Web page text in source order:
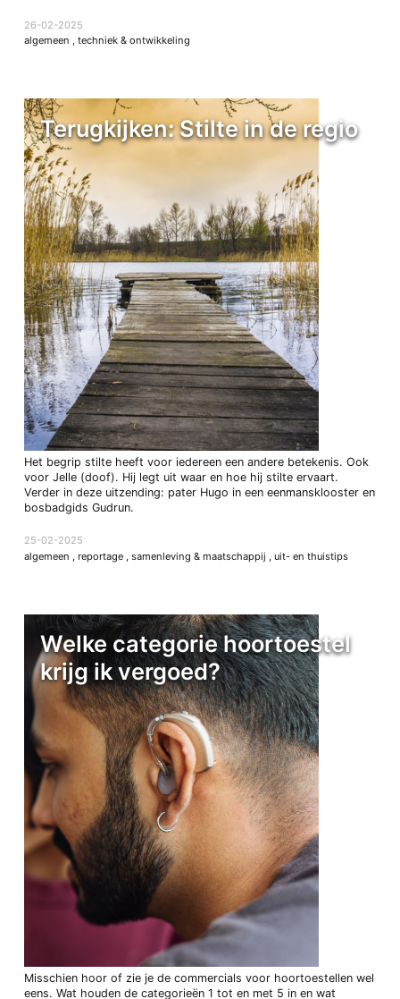
26-02-2025
algemeen , techniek & ontwikkeling
Terugkijken: Stilte in de regio
Het begrip stilte heeft voor iedereen een andere betekenis. Ook
voor Jelle (doof). Hij legt uit waar en hoe hij stilte ervaart.
Verder in deze uitzending: pater Hugo in een eenmansklooster en
bosbadgids Gudrun.
25-02-2025
algemeen
reportage samenleving & maatschappij uit- en thuistips
Welke categorie hoortoestel
krijg ik vergoed?
Misschien hoor of zie je de commercials voor hoortoestellen wel
eens. Wat houden de categorieën 1 tot en met 5 in en wat